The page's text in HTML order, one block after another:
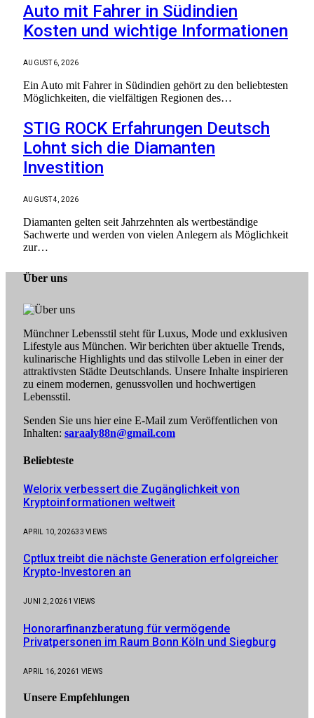
Auto mit Fahrer in Südindien
Kosten und wichtige Informationen
AUGUST 6, 2026
Ein Auto mit Fahrer in Südindien gehört zu den beliebtesten
Möglichkeiten, die vielfältigen Regionen des…
STIG ROCK Erfahrungen Deutsch
Lohnt sich die Diamanten
Investition
AUGUST 4, 2026
Diamanten gelten seit Jahrzehnten als wertbeständige
Sachwerte und werden von vielen Anlegern als Möglichkeit
zur…
Über uns
Münchner Lebensstil steht für Luxus, Mode und exklusiven
Lifestyle aus München. Wir berichten über aktuelle Trends,
kulinarische Highlights und das stilvolle Leben in einer der
attraktivsten Städte Deutschlands. Unsere Inhalte inspirieren
zu einem modernen, genussvollen und hochwertigen
Lebensstil.
Senden Sie uns hier eine E-Mail zum Veröffentlichen von
Inhalten: saraaly88n@gmail.com
Beliebteste
Welorix verbessert die Zugänglichkeit von
Kryptoinformationen weltweit
APRIL 10, 202633VIEWS
Cptlux treibt die nächste Generation erfolgreicher
Krypto-Investoren an
JUNI 2, 20261VIEWS
Honorarfinanzberatung für vermögende
Privatpersonen im Raum Bonn Köln und Siegburg
APRIL 16, 20261 VIEWS
Unsere Empfehlungen